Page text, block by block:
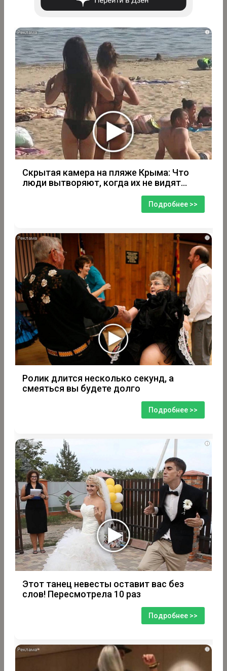
i
Скрытая камера на пляже Крыма: Что
люди вытворяют, когда их не видят...
Подробнее >>
i
Ролик длится несколько секунд, а
смеяться вы будете долго
Подробнее >>
i
Этот танец невесты оставит вас без
слов! Пересмотрела 10 раз
Подробнее >>
i